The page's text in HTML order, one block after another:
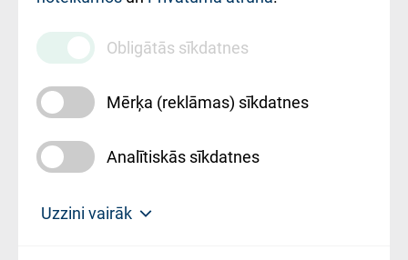
Maksas
pakalpojumu
cenrādis
Obligātās sīkdatnes
Mērķa (reklāmas) sīkdatnes
Analītiskās sīkdatnes
Uzzini vairāk